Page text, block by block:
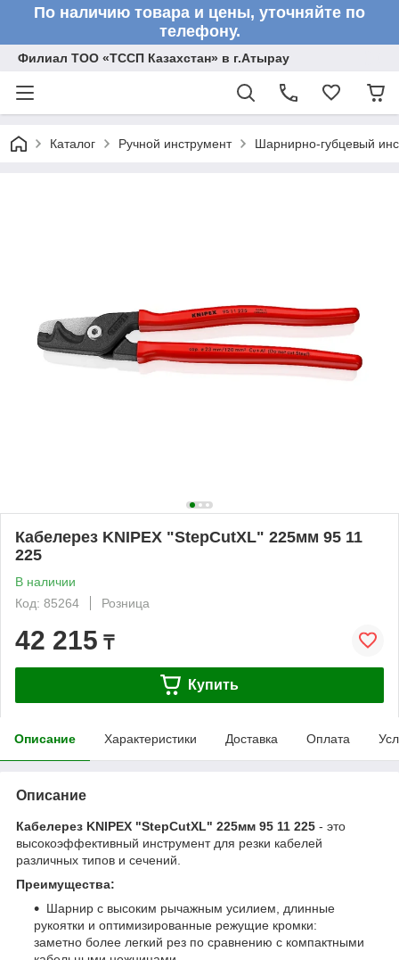
По наличию товара и цены, уточняйте по
телефону.
Филиал ТОО «ТССП Казахстан» в г.Атырау
Каталог Ручной инструмент Шарнирно-губцевый
Кабелерез KNIPEX "StepCutXL" 225мм 95 11
225
В наличии
Код: 85264
Розница
42 215 ₸
Купить
Описание Характеристики Доставка Оплата
Описание
Кабелерез KNIPEX "StepCutXL" 225мм 95 11 225 - это
высокоэффективный инструмент для резки кабелей
различных типов и сечений.
Преимущества:
Шарнир с высоким рычажным усилием, длинные
рукоятки и оптимизированные режущие кромки:
заметно более легкий рез по сравнению с компактными